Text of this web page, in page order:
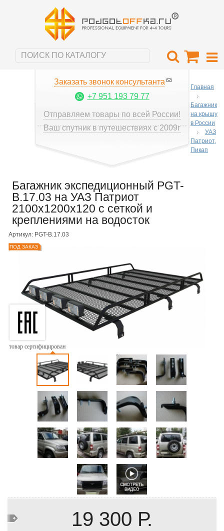
Заказать звонок консультанта
+7 951 193 79 77
Отправляем товары по всей России!
Ваш спутник в путешествиях с 2009г
Главная
Багажник
на крышу
в России
УАЗ
Патриот,
Пикап
Багажник экспедиционный PGT-
B.17.03 на УАЗ Патриот
2100х1200х120 с сеткой и
креплениями на водосток
Артикул: PGT-B.17.03
ПОД ЗАКАЗ
товар сертифицирован
19 300 Р.